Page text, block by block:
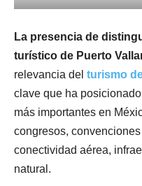
La presencia de
turístico de Puerto
relevancia del turismo
clave que ha
más importantes en
congresos,
conectividad aérea,
natural.